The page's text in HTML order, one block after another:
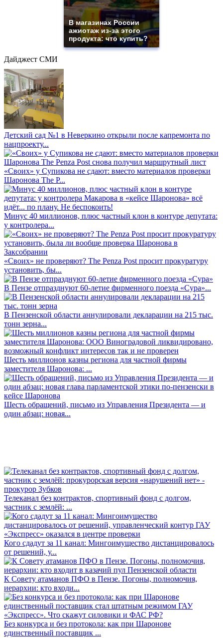
В магазинах России
ажиотаж из-за этого
продукта: что купить?
Дайджест СМИ
Детский сад №1 в Неверкино открыли после капремонта по
нацпроекту...
«Своих» у Супикова не сдают: вместо материалов проверки
Шаронова The P...
Минус 40 миллионов, плюс частный клон в контуре депутата:
у контролера...
«Своих» не проверяют? The Penza Post просит прокуратуру
установить, бы...
В Пензе отпразднуют 60-летие фирменного поезда «Сура»...
В Пензенской области аннулировали декларации на 215 тыс.
тонн зерна...
Шесть миллионов казны региона для частной фирмы
заместителя Шаронова: ...
Шесть обращений, письмо из Управления Президента — и
один абзац: новая...
Телеканал без контрактов, спортивный фонд с долгом,
частник с землёй: ...
Кого сдадут за 11 канал: Мингоимущество дистанцировалось
от решений, у...
К Совету атаманов ПФО в Пензе. Погоны, полномочия,
иерархии: кто входи...
Без конкурса и без протокола: как при Шаронове
единственный поставщик ...